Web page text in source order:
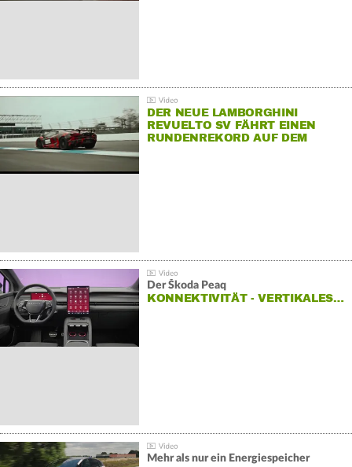
DER NEUE LAMBORGHINI
REVUELTO SV FÄHRT EINEN
RUNDENREKORD AUF DEM
Der Škoda Peaq
KONNEKTIVITÄT - VERTIKALES…
Mehr als nur ein Energiespeicher